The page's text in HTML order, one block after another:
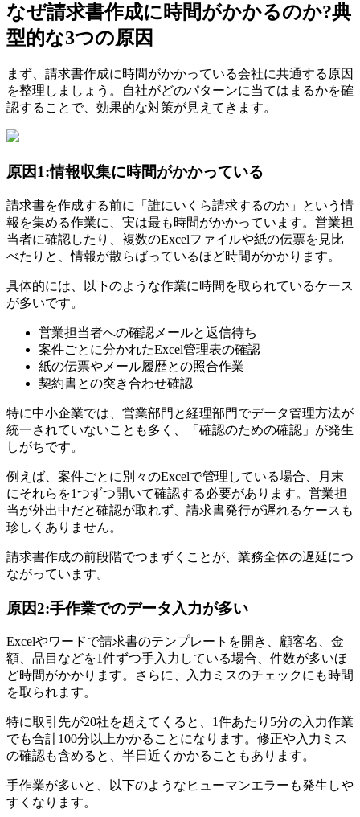
なぜ請求書作成に時間がかかるのか?典
型的な3つの原因
まず、請求書作成に時間がかかっている会社に共通する原因
を整理しましょう。自社がどのパターンに当てはまるかを確
認することで、効果的な対策が見えてきます。
原因1:情報収集に時間がかかっている
請求書を作成する前に「誰にいくら請求するのか」という情
報を集める作業に、実は最も時間がかかっています。営業担
当者に確認したり、複数のExcelファイルや紙の伝票を見比
べたりと、情報が散らばっているほど時間がかかります。
具体的には、以下のような作業に時間を取られているケース
が多いです。
営業担当者への確認メールと返信待ち
案件ごとに分かれたExcel管理表の確認
紙の伝票やメール履歴との照合作業
契約書との突き合わせ確認
特に中小企業では、営業部門と経理部門でデータ管理方法が
統一されていないことも多く、「確認のための確認」が発生
しがちです。
例えば、案件ごとに別々のExcelで管理している場合、月末
にそれらを1つずつ開いて確認する必要があります。営業担
当が外出中だと確認が取れず、請求書発行が遅れるケースも
珍しくありません。
請求書作成の前段階でつまずくことが、業務全体の遅延につ
ながっています。
原因2:手作業でのデータ入力が多い
Excelやワードで請求書のテンプレートを開き、顧客名、金
額、品目などを1件ずつ手入力している場合、件数が多いほ
ど時間がかかります。さらに、入力ミスのチェックにも時間
を取られます。
特に取引先が20社を超えてくると、1件あたり5分の入力作業
でも合計100分以上かかることになります。修正や入力ミス
の確認も含めると、半日近くかかることもあります。
手作業が多いと、以下のようなヒューマンエラーも発生しや
すくなります。